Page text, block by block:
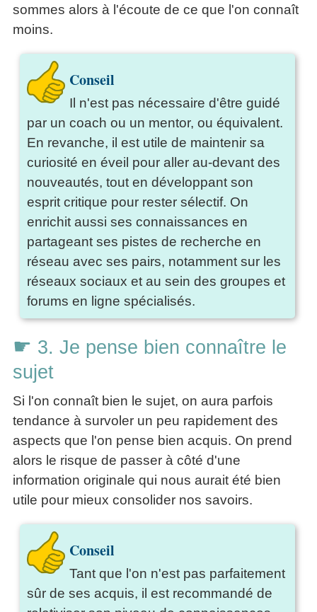
sommes alors à l'écoute de ce que l'on connaît
moins.
Conseil
Il n'est pas nécessaire d'être guidé
par un coach ou un mentor, ou équivalent.
En revanche, il est utile de maintenir sa
curiosité en éveil pour aller au-devant des
nouveautés, tout en développant son
esprit critique pour rester sélectif. On
enrichit aussi ses connaissances en
partageant ses pistes de recherche en
réseau avec ses pairs, notamment sur les
réseaux sociaux et au sein des groupes et
forums en ligne spécialisés.
☛ 3. Je pense bien connaître le
sujet
Si l'on connaît bien le sujet, on aura parfois
tendance à survoler un peu rapidement des
aspects que l'on pense bien acquis. On prend
alors le risque de passer à côté d'une
information originale qui nous aurait été bien
utile pour mieux consolider nos savoirs.
Conseil
Tant que l'on n'est pas parfaitement
sûr de ses acquis, il est recommandé de